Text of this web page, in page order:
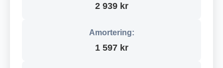
2 939 kr
Amortering:
1 597 kr